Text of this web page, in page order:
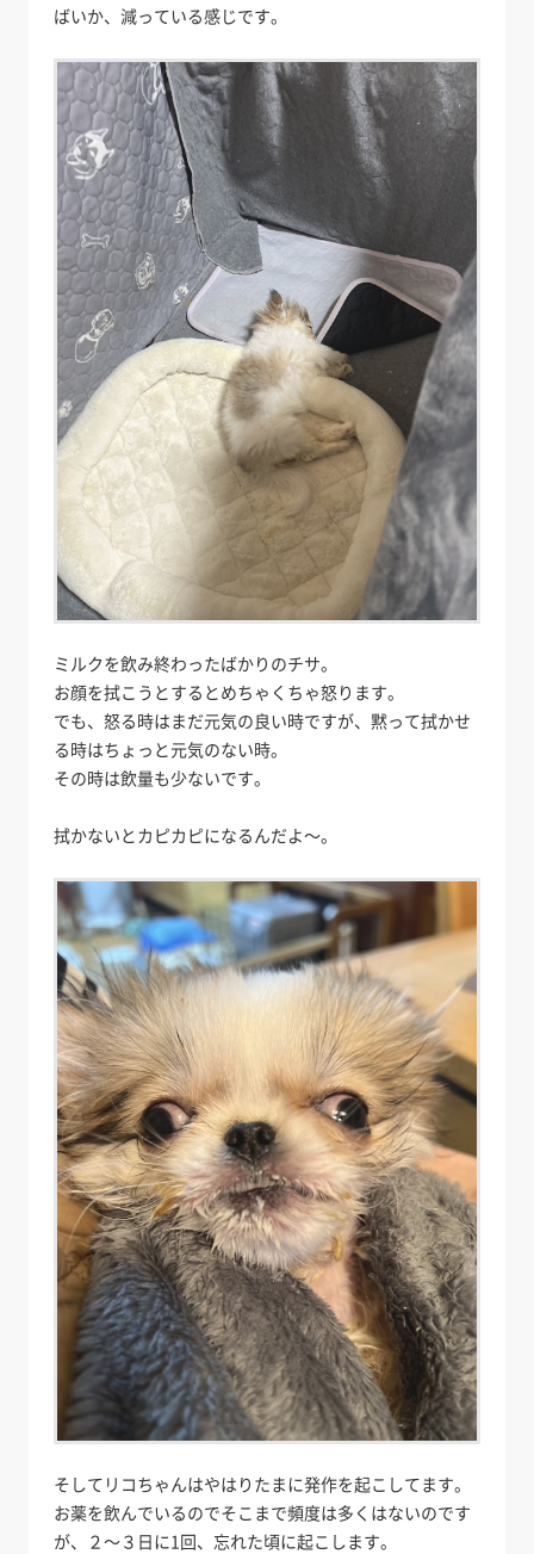
ばいか、減っている感じです。
ミルクを飲み終わったばかりのチサ。
お顔を拭こうとするとめちゃくちゃ怒ります。
でも、怒る時はまだ元気の良い時ですが、黙って拭かせ
る時はちょっと元気のない時。
その時は飲量も少ないです。
拭かないとカピカピになるんだよ～。
そしてリコちゃんはやはりたまに発作を起こしてます。
お薬を飲んでいるのでそこまで頻度は多くはないのです
が、２～３日に1回、忘れた頃に起こします。